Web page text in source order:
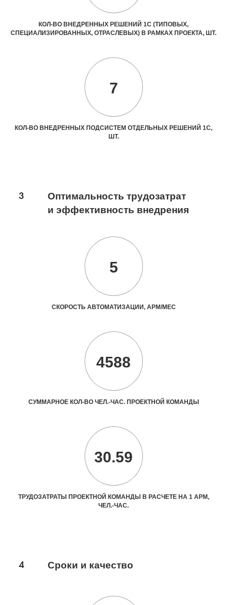
КОЛ-ВО ВНЕДРЕННЫХ РЕШЕНИЙ 1С (ТИПОВЫХ,
СПЕЦИАЛИЗИРОВАННЫХ, ОТРАСЛЕВЫХ) В РАМКАХ ПРОЕКТА, ШТ.
7
КОЛ-ВО ВНЕДРЕННЫХ ПОДСИСТЕМ ОТДЕЛЬНЫХ РЕШЕНИЙ 1С,
ШТ.
3
Оптимальность трудозатрат
и эффективность внедрения
5
СКОРОСТЬ АВТОМАТИЗАЦИИ, АРМ/МЕС
4588
СУММАРНОЕ КОЛ-ВО ЧЕЛ.-ЧАС. ПРОЕКТНОЙ КОМАНДЫ
30.59
ТРУДОЗАТРАТЫ ПРОЕКТНОЙ КОМАНДЫ В РАСЧЕТЕ НА 1 АРМ,
ЧЕЛ.-ЧАС.
4 Сроки и качество